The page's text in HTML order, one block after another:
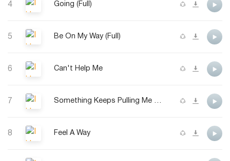
4 Going (Full)
5 Be On My Way (Full)
6 Can't Help Me
7 Something Keeps Pulling Me Back
8 Feel A Way